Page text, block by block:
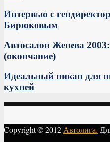
Интервью с
Бирюковым
Автосалон Женева
(окончание)
Идеальный пикап для
кухней
Copyright © 2012Автолига.